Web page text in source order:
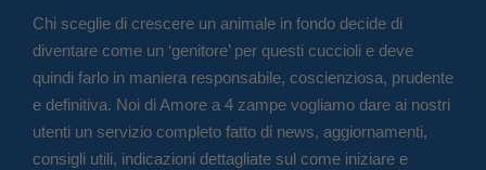
Chi sceglie di crescere un animale in fondo decide di
diventare come un ‘genitore’ per questi cuccioli e deve
quindi farlo in maniera responsabile, coscienziosa, prudente
e definitiva. Noi di Amore a 4 zampe vogliamo dare ai nostri
utenti un servizio completo fatto di news, aggiornamenti,
consigli utili, indicazioni dettagliate sul come iniziare e